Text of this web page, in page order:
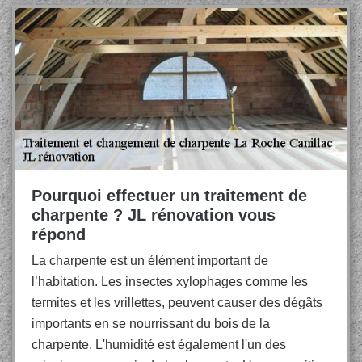
Pourquoi effectuer un traitement de
charpente ? JL rénovation vous
répond
La charpente est un élément important de
l’habitation. Les insectes xylophages comme les
termites et les vrillettes, peuvent causer des dégâts
importants en se nourrissant du bois de la
charpente. L'humidité est également l'un des